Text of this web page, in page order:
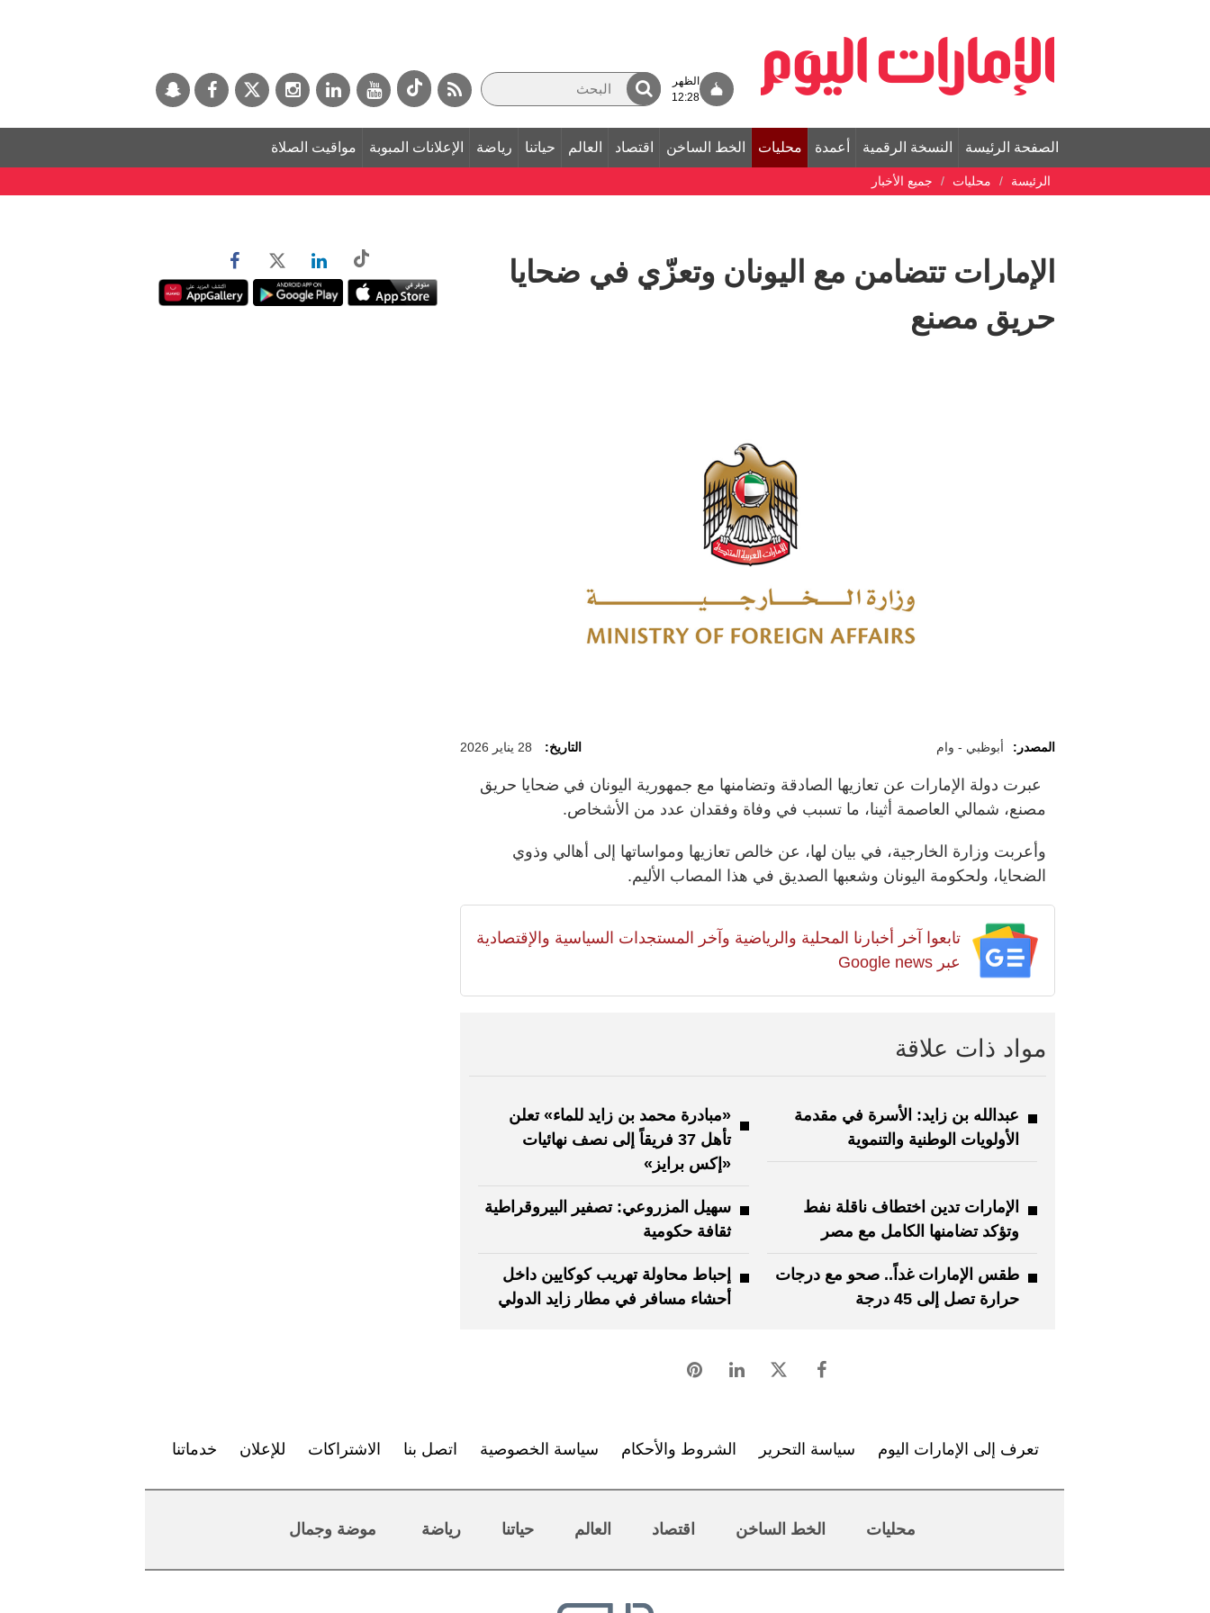
الظهر
12:28
الصفحة الرئيسة النسخة الرقمية أعمدة محليات الخط الساخن اقتصاد العالم حياتنا رياضة الإعلانات المبوبة مواقيت الصلاة
الرئيسة محليات جميع الأخبار
الإمارات تتضامن مع اليونان وتعزّي في ضحايا
حريق مصنع
المصدر: أبوظبي - وام التاريخ: 28 يناير 2026
عبرت دولة الإمارات عن تعازيها الصادقة وتضامنها مع جمهورية اليونان في ضحايا حريق
مصنع، شمالي العاصمة أثينا، ما تسبب في وفاة وفقدان عدد من الأشخاص.
وأعربت وزارة الخارجية، في بيان لها، عن خالص تعازيها ومواساتها إلى أهالي وذوي
الضحايا، ولحكومة اليونان وشعبها الصديق في هذا المصاب الأليم.
تابعوا آخر أخبارنا المحلية والرياضية وآخر المستجدات السياسية والإقتصادية
عبر Google news
مواد ذات علاقة
عبدالله بن زايد: الأسرة في مقدمة
الأولويات الوطنية والتنموية
«مبادرة محمد بن زايد للماء» تعلن
تأهل 37 فريقاً إلى نصف نهائيات
«إكس برايز»
الإمارات تدين اختطاف ناقلة نفط
وتؤكد تضامنها الكامل مع مصر
سهيل المزروعي: تصفير البيروقراطية
ثقافة حكومية
طقس الإمارات غداً.. صحو مع درجات
حرارة تصل إلى 45 درجة
إحباط محاولة تهريب كوكايين داخل
أحشاء مسافر في مطار زايد الدولي
تعرف إلى الإمارات اليوم سياسة التحرير الشروط والأحكام سياسة الخصوصية اتصل بنا الاشتراكات للإعلان خدماتنا
محليات الخط الساخن اقتصاد العالم حياتنا رياضة موضة وجمال